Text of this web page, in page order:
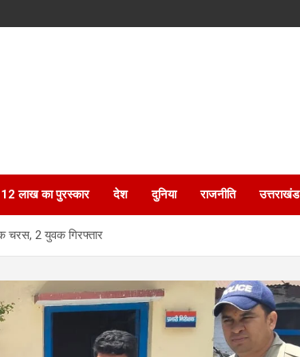
12 लाख का पुरस्कार देश दुनिया राजनीति उत्तराखंड
चरस, 2 युवक गिरफ्तार